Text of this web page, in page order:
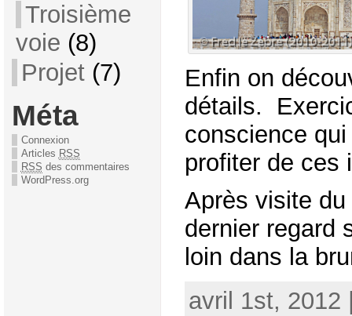
Troisième
voie (8)
Projet(7)
Méta
Connexion
Articles RSS
RSS des commentaires
WordPress.org
Enfin on
détails.
conscience qui
profiter de ces
Après visite du
dernier regard
loin dans la
avril 1st, 2012